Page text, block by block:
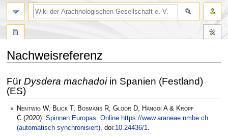
Nachweisreferenz
Navigation
springen
Suche
springen
Für Dysdera machadoiin Spanien (Festland)
(ES)
Nentwig W, Blick T, Bosmans R, Gloor D, Hänggi A & Kropf
C (2020): Spinnen Europas. Online https://www.araneae.nmbe.ch
(automatisch synchronisiert), doi:10.24436/1.